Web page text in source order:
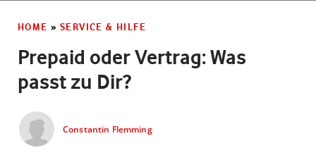
HOME » SERVICE & HILFE
Prepaid oder Vertrag: Was
passt zu Dir?
Constantin Flemming